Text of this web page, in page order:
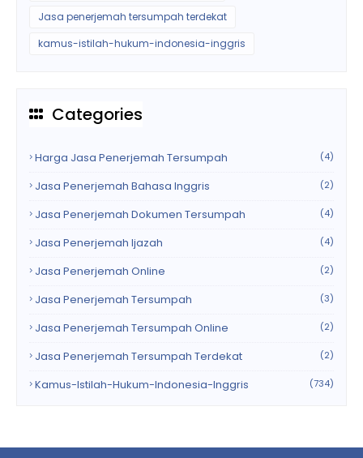
Jasa penerjemah tersumpah terdekat
kamus-istilah-hukum-indonesia-inggris
Categories
Harga Jasa Penerjemah Tersumpah (4)
Jasa Penerjemah Bahasa Inggris (2)
Jasa Penerjemah Dokumen Tersumpah (4)
Jasa Penerjemah Ijazah (4)
Jasa Penerjemah Online (2)
Jasa Penerjemah Tersumpah (3)
Jasa Penerjemah Tersumpah Online (2)
Jasa Penerjemah Tersumpah Terdekat (2)
Kamus-Istilah-Hukum-Indonesia-Inggris (734)